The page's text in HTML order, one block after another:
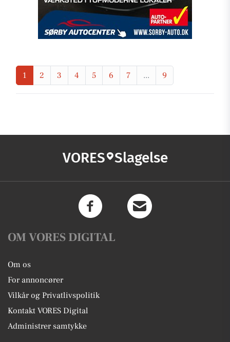
1 2 3 4 5 6 7 ... 9
VORES Slagelse
OM VORES DIGITAL
Om os
For annoncører
Vilkår og Privatlivspolitik
Kontakt VORES Digital
Administrer samtykke